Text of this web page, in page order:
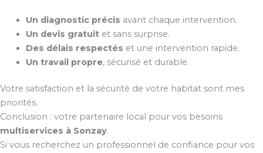
Un diagnostic précis avant chaque intervention.
Un devis gratuitet sans surprise.
Des délais respectés et une intervention rapide.
Un travail propre, sécurisé et durable.
Votre satisfaction et la sécurité de votre habitat sont mes
priorités.
Conclusion : votre partenaire local pour vos besoins
multiservices à Sonzay.
Si vous recherchez un professionnel de confiance pour vos